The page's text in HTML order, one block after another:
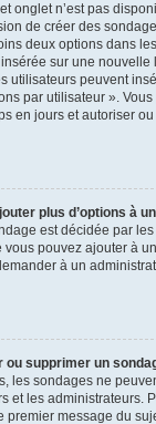
onglet n’est pas
de créer des
deux options dans
sur une nouvelle
utilisateurs peuvent
par utilisateur ».
en jours et autoriser
plus d’options à
est décidée par
vous pouvez ajouter à
à un
supprimer un
les sondages ne
et les administrateurs.
premier message du